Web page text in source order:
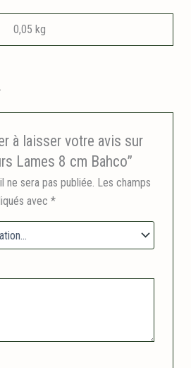
0,05 kg
à laisser votre avis sur
Lames 8 cm Bahco”
ne sera pas publiée. Les champs
avec*